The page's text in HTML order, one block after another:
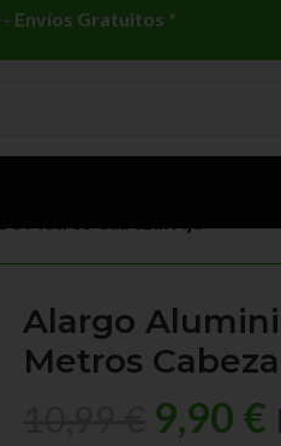
- Envíos Gratuitos *
Alargo
Metros
9,90 €